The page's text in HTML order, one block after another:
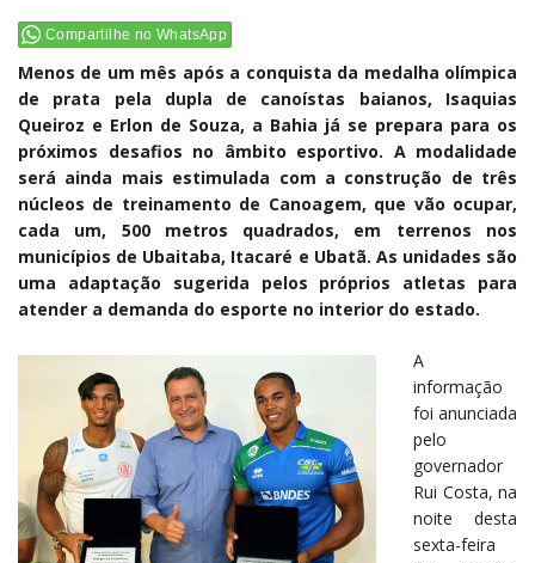
Compartilhe no WhatsApp
Menos de um mês após a conquista da medalha olímpica
de prata pela dupla de canoístas baianos, Isaquias
Queiroz e Erlon de Souza, a Bahia já se prepara para os
próximos desafios no âmbito esportivo. A modalidade
será ainda mais estimulada com a construção de três
núcleos de treinamento de Canoagem, que vão ocupar,
cada um, 500 metros quadrados, em terrenos nos
municípios de Ubaitaba, Itacaré e Ubatã. As unidades são
uma adaptação sugerida pelos próprios atletas para
atender a demanda do esporte no interior do estado.
A
informação
foi anunciada
pelo
governador
Rui Costa, na
noite desta
sexta-feira